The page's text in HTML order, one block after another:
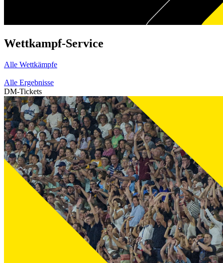
Wettkampf-Service
Alle Wettkämpfe
Alle Ergebnisse
DM-Tickets